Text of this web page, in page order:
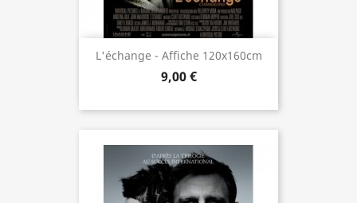
L'échange - Affiche 120x160cm
9,00 €